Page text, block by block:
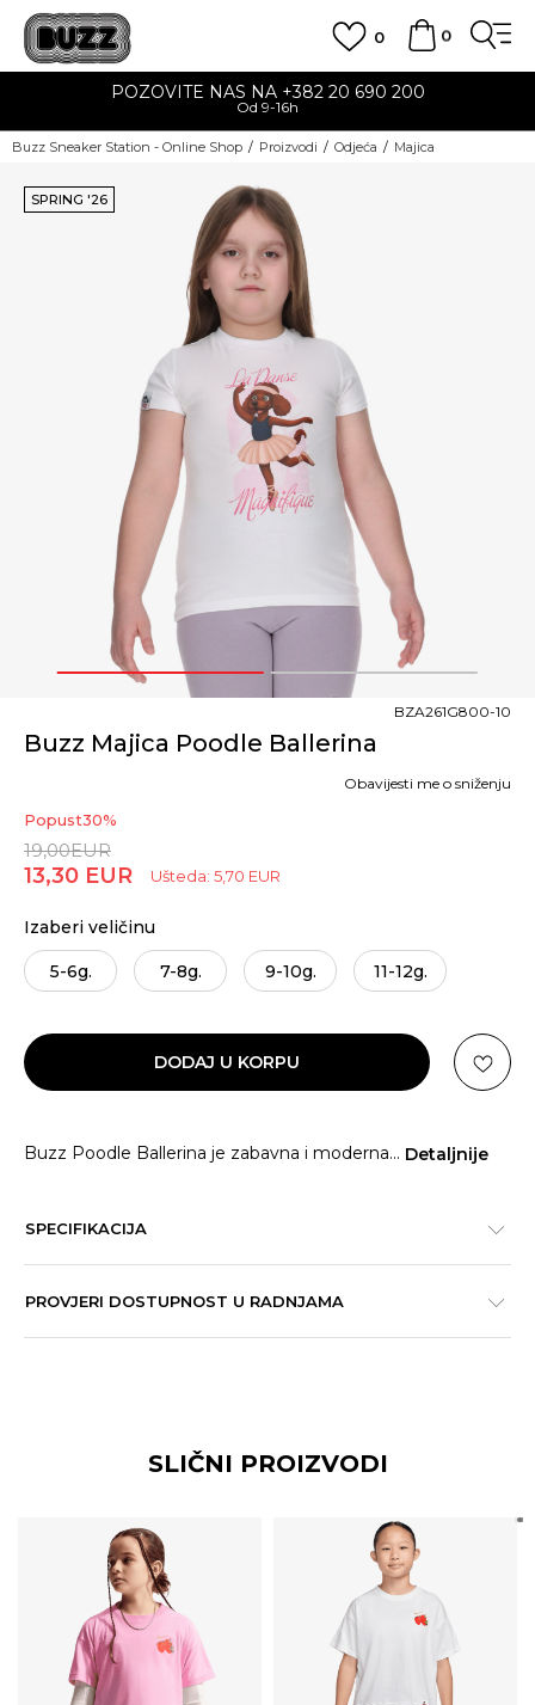
0
0
POZOVITE NAS NA +382 20 690 200
Od 9-16h
Buzz Sneaker Station - Online Shop Proizvodi Odjeća Majica
1 2
SPRING '26
Buzz Majica Poodle Ballerina
BZA261G800-10
Popust30%
19,00EUR
13,30 EUR Ušteda: 5,70 EUR
Obavijesti me o sniženju
Izaberi veličinu
5-6g. 7-8g. 9-10g. 11-12g.
DODAJ U KORPU
Buzz Poodle Ballerina je zabavna i moderna... Detaljnije
SPECIFIKACIJA
PROVJERI DOSTUPNOST U RADNJAMA
SLIČNI PROIZVODI